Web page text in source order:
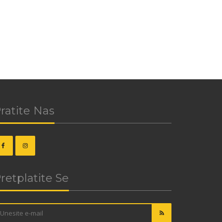
Nas
Se